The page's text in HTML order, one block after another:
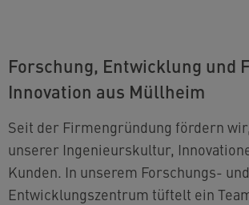
Forschung, Entwicklung und
Innovation aus Müllheim
Seit der Firmengründung fördern
unserer Ingenieurskultur,
Kunden. In unserem Forschungs- und
Entwicklungszentrum tüftelt ein